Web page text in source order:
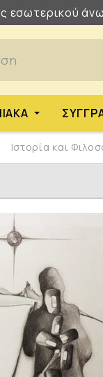
εσωτερικού
Ιστορία και